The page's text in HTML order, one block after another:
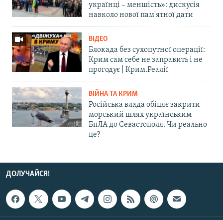
українці – меншість»: дискусія
навколо нової пам'ятної дати
ВІДЕО
Блокада без сухопутної операції:
Крим сам себе не заправить і не
прогодує | Крим.Реалії
ВІЙНА ТА КРИМ
Російська влада обіцяє закрити
морський шлях українським
БпЛА до Севастополя. Чи реально
це?
ДОЛУЧАЙСЯ!